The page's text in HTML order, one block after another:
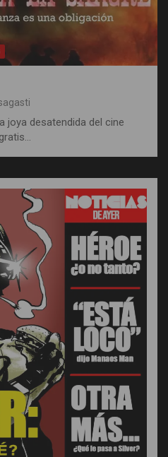
joya desatendida del cine